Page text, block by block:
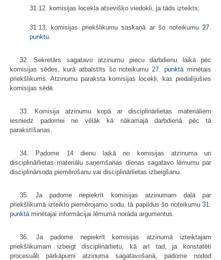
31.12. komisijas locekļa atsevišķo viedokli, ja tāds izteikts;
31.13. komisijas priekšlikumu saskaņā ar šo noteikumu 27.
punktu
32. Sekretārs sagatavo atzinumu piecu darbdienu laikā pēc
komisijas sēdes, kurā atbalstīts šo noteikumu 27. punktā minētais
priekšlikums. Atzinumu paraksta komisijas locekļi, kas piedalījušies
komisijas sēdē.
33. Komisija atzinumu kopā ar disciplinārlietas materiāliem
iesniedz padomei ne vēlāk kā nākamajā darbdienā pēc tā
parakstīšanas.
34. Padome 14 dienu laikā no komisijas atzinuma un
disciplinārlietas materiālu saņemšanas dienas sagatavo lēmumu par
disciplinārsoda piemērošanu vai disciplinārlietas izbeigšanu.
35. Ja padome nepiekrīt komisijas atzinumam daļā par
priekšlikumā izteikto piemērojamo sodu, tā papildus šo noteikumu 31.
punktā minētajai informācijai lēmumā norāda argumentus.
36. Ja padome nepiekrīt komisijas atzinumā izteiktajam
priekšlikumam izbeigt disciplinārlietu, kā arī tad, ja konstatēti
procesuāli pārkāpumi atzinuma sagatavošanā, padome nodod